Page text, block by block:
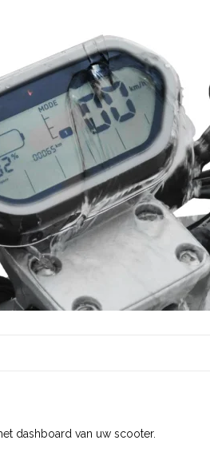
dashboard van uw scooter.